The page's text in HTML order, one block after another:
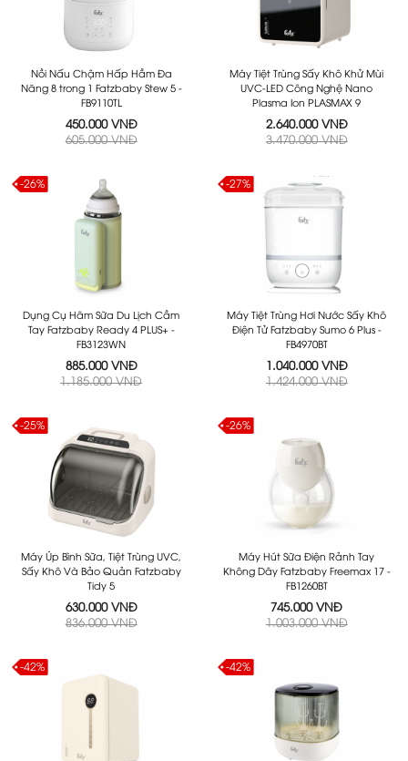
Nồi Nấu Chậm Hấp Hầm Đa
Năng 8 trong 1 Fatzbaby Stew 5 -
FB9110TL
450.000 VNĐ
605.000 VNĐ
Máy Tiệt Trùng Sấy Khô Khử Mùi
UVC-LED Công Nghệ Nano
Plasma Ion PLASMAX 9
2.640.000 VNĐ
3.470.000 VNĐ
Dụng Cụ Hâm Sữa Du Lịch Cầm
Tay Fatzbaby Ready 4 PLUS+ -
FB3123WN
885.000 VNĐ
1.185.000 VNĐ
-26%
Máy Tiệt Trùng Hơi Nước Sấy Khô
Điện Tử Fatzbaby Sumo 6 Plus -
FB4970BT
1.040.000 VNĐ
1.424.000 VNĐ
-27%
Máy Úp Bình Sữa, Tiệt Trùng UVC,
Sấy Khô Và Bảo Quản Fatzbaby
Tidy 5
630.000 VNĐ
836.000 VNĐ
-25%
Máy Hút Sữa Điện Rảnh Tay
Không Dây Fatzbaby Freemax 17 -
FB1260BT
745.000 VNĐ
1.003.000 VNĐ
-26%
-42% -42%